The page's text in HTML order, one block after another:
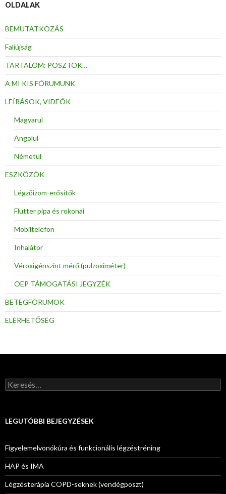
OLDALAK
BEMUTATKOZÁS
Faliújság
TARTALOM: POSZTOK…
A MI KIS FÓRUMUNK
LEÍRÁSOK, VIDEÓK
Magyarul
Angolul
Németül
ESZKÖZÖK
Légzőizom-erősítők
Flutter pipa és rokonai
Mobiltelefon
Inhalátor
Véroxigénszint mérő (pulzoximéter)
OEP TÁMOGATÁSI JEGYZÉK
BETEGFÓRUMOK
ELÉRHETŐSÉG
Keresés:
LEGUTÓBBI BEJEGYZÉSEK
Figyelemelvonókúra és funkcionális légzéstréning
HAP és IMA
Légzésterápia COPD-seknek (vendégposzt)